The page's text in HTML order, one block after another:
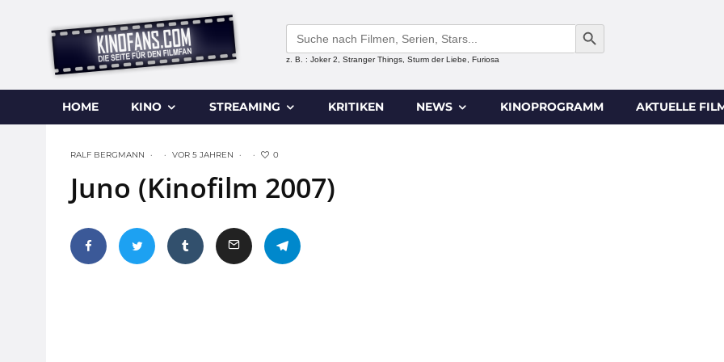
Search
for:
SEARCH BUTTON
z. B. : Joker 2, Stranger Things, Sturm der Liebe, Furiosa
HOME KINO STREAMING KRITIKEN NEWS KINOPROGRAMM AKTUELLE
RALF BERGMANN · · VOR 5 JAHREN · · 0
Juno (Kinofilm 2007)